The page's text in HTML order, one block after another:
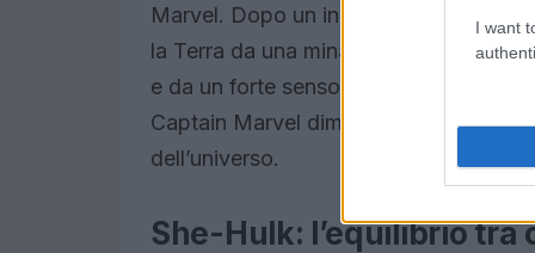
I want
Marvel. Dopo un incidente che le
la Terra da una minaccia aliena. La
e da un forte senso di giustizia. Con la
Captain Marvel dimostra che le
dell’universo.
She-Hulk: l’equilibrio